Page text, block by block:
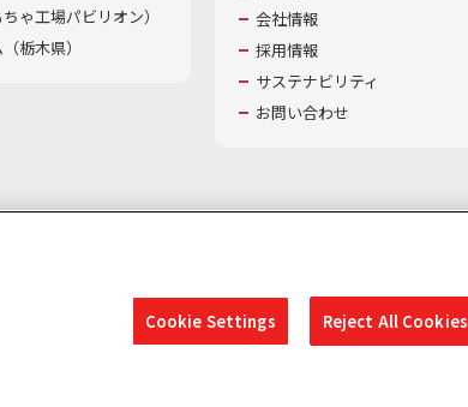
ゃ工場パビリオン）​
栃木県）
会社情報
採用情報
サステナビリティ
お問い合わせ
Cookie Settings Reject All Cookies